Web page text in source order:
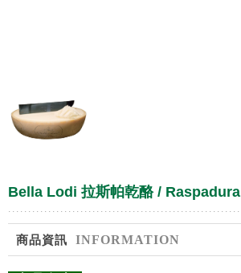
Bella Lodi 拉斯帕乾酪 / Raspadura
商品資訊 INFORMATION